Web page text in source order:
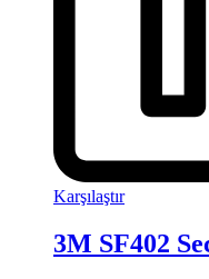
Karşılaştır
3M SF402